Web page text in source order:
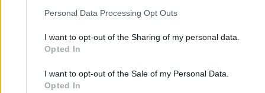
Personal Data Processing Opt Outs
I want to opt-out of the Sharing of my personal data.
Opted In
I want to opt-out of the Sale of my Personal Data.
Opted In
Kasjan Owsianko
Najpopularniejsze
Nawrocki otworzy rezydencję w Juracie. „Zgłosiło się już kilkaset